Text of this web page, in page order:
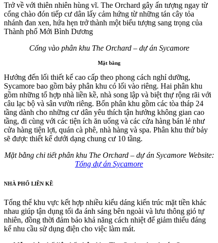
Trở về với thiên nhiên hùng vĩ. The Orchard gây ấn tượng ngay từ
cổng chào đón tiếp cư dân lấy cảm hứng từ những tán cây tỏa
nhánh đan xen, hứa hẹn trở thành một biểu tượng sang trọng của
Thành phố Mới Bình Dương
Cổng vào phân khu The Orchard – dự án Sycamore
Mặt bằng
Hướng đến lối thiết kế cao cấp theo phong cách nghỉ dưỡng,
Sycamore bao gồm bảy phân khu có lối vào riêng. Hai phân khu
gồm những tổ hợp nhà liền kề, nhà song lập và biệt thự rộng rãi với
câu lạc bộ và sân vườn riêng. Bốn phân khu gồm các tòa tháp 24
tầng dành cho những cư dân yêu thích tận hưởng không gian cao
tầng, đi cùng với các tiện ích ăn uống và các cửa hàng bán lẻ như
cửa hàng tiện lợi, quán cà phê, nhà hàng và spa. Phân khu thứ bảy
sẽ được thiết kế dưới dạng chung cư 10 tầng.
Mặt bằng chi tiết phân khu The Orchard – dự án Sycamore Website:
Tổng dự án Sycamore
NHÀ PHỐ LIỀN KỀ
Tổng thể khu vực kết hợp nhiều kiểu dáng kiến trúc mặt tiền khác
nhau giúp tận dụng tối đa ánh sáng bên ngoài và lưu thông gió tự
nhiên, đồng thời đảm bảo khả năng cách nhiệt để giảm thiểu đáng
kể nhu cầu sử dụng điện cho việc làm mát.